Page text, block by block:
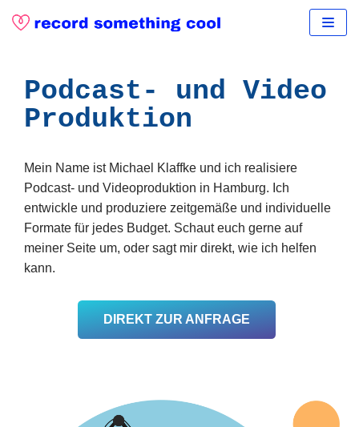
Skip
Podcast- und Video
Produktion
Mein Name ist Michael Klaffke und ich realisiere
Podcast- und Videoproduktion in Hamburg. Ich
entwickle und produziere zeitgemäße und individuelle
Formate für jedes Budget. Schaut euch gerne auf
meiner Seite um, oder sagt mir direkt, wie ich helfen
kann.
DIREKT ZUR ANFRAGE